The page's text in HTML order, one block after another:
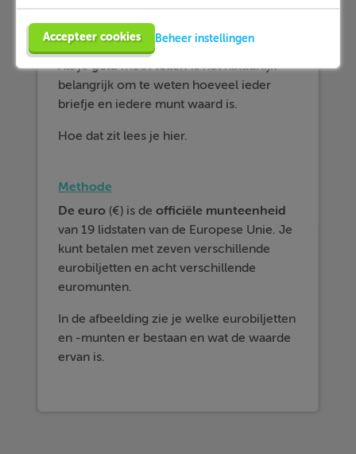
Uitdaging
Als jegeldmoettellenis het natuurlijk
belangrijk om te weten hoeveel ieder
briefje en iedere munt waard is.
Hoe dat zit lees je hier.
Methode
De euro (€) is deofficiële munteenheid
van 19 lidstaten van de Europese Unie. Je
kunt betalen met zeven verschillende
eurobiljetten en acht verschillende
euromunten.
In de afbeelding zie je welke eurobiljetten
en -munten er bestaan en wat de waarde
ervan is.
Accepteer cookies Beheer instellingen